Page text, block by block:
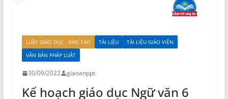
LUẬT GIÁO DỤC - ĐÀO TẠO TÀI LIỆU
TÀI LIỆU GIÁO VIÊN
VĂN BẢN PHÁP LUẬT
30/09/2022 giaoanppt
Kế hoạch giáo dục Ngữ văn 6